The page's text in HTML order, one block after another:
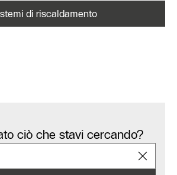
di riscaldamento
ciò che stavi cercando?